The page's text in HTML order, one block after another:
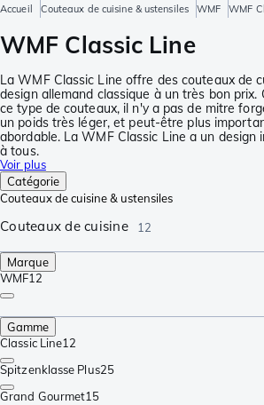
Accueil Couteaux de cuisine & ustensiles WMF WMF
WMF Classic Line
La WMF Classic Line offre des couteaux de
design allemand classique à un très bon prix.
ce type de couteaux, il n'y a pas de mitre
un poids très léger, et peut-être plus
abordable. La WMF Classic Line a un design
à tous.
Voir plus
Catégorie
Couteaux de cuisine & ustensiles
Couteaux de cuisine 12
Marque
WMF12
Gamme
Classic Line12
Spitzenklasse Plus25
Grand Gourmet15